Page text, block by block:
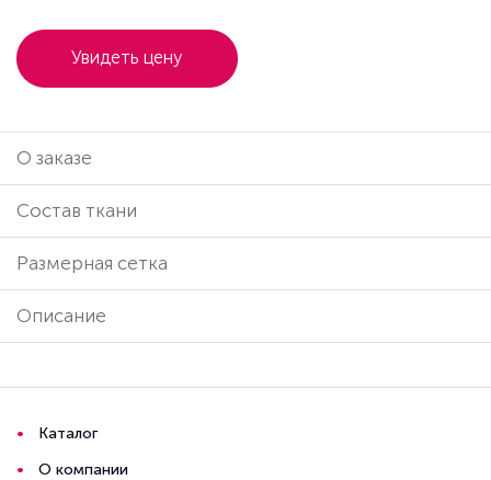
Увидеть цену
О заказе
Cостав ткани
Размерная сетка
Описание
Каталог
О компании